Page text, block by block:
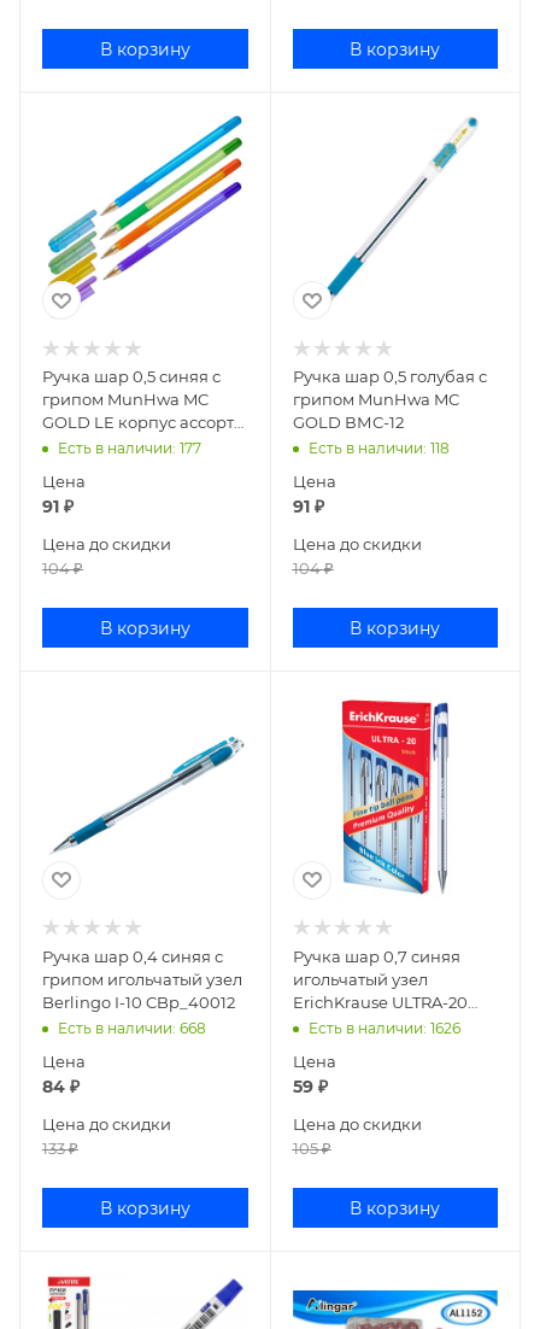
В корзину В корзину
Ручка шар 0,5 синяя с
грипом MunHwa MC
GOLD LE корпус ассорти
MCL-02
Есть в наличии: 177
Цена
91 ₽
Цена до скидки
104₽
В корзину
Ручка шар 0,5 голубая с
грипом MunHwa MC
GOLD ВМС-12
Есть в наличии: 118
Цена
91₽
Цена до скидки
104₽
В корзину
Ручка шар 0,4 синяя с
грипом игольчатый узел
Berlingo I-10 CBp_40012
Есть в наличии: 668
Цена
84 ₽
Цена до скидки
133₽
В корзину
Ручка шар 0,7 синяя
игольчатый узел
ErichKrause ULTRA-20
13875
Есть в наличии: 1626
Цена
59₽
Цена до скидки
105₽
В корзину